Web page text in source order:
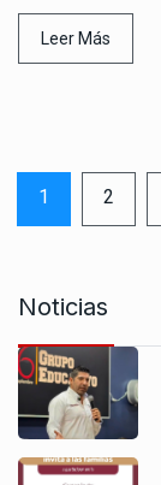
Leer Más
1 2
Noticias